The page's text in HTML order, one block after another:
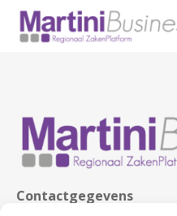
Contactgegevens